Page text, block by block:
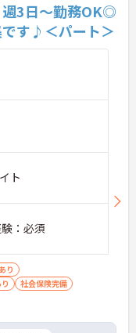
週3日～勤務OK◎
す♪＜パート＞
ト
：必須
り
社会保険完備